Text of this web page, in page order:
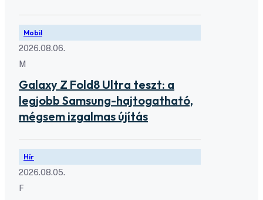
Mobil
2026.08.06.
M
Galaxy Z Fold8 Ultra teszt: a
legjobb Samsung-hajtogatható,
mégsem izgalmas újítás
Hír
2026.08.05.
F